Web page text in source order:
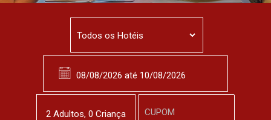
2 Adultos, 0 Criança